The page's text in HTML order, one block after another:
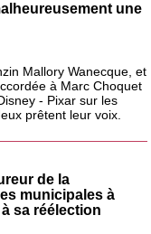
une
Mallory Wanecque, et
à Marc Choquet
- Pixar sur les
prêtent leur voix.
de la
municipales à
sa réélection